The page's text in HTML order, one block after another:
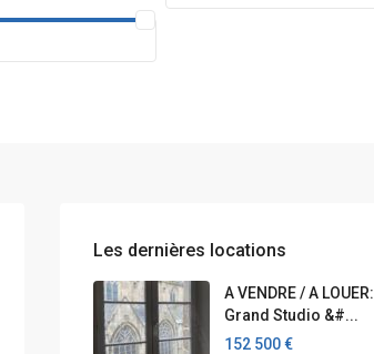
Les dernières locations
A VENDRE / A LOUER:
Grand Studio &#...
152 500 €